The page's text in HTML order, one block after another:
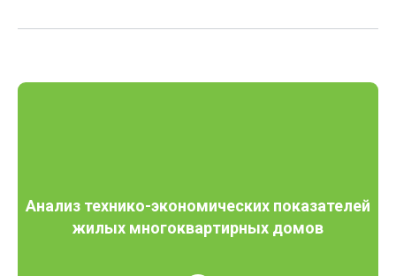
Анализ технико-экономических показателей
жилых многоквартирных домов